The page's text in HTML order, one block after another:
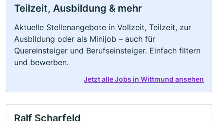
Teilzeit, Ausbildung & mehr
Aktuelle Stellenangebote in Vollzeit, Teilzeit, zur
Ausbildung oder als Minijob – auch für
Quereinsteiger und Berufseinsteiger. Einfach filtern
und bewerben.
Jetzt alle Jobs in Wittmund ansehen
Ralf Scharfeld